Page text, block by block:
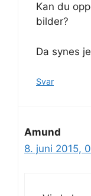
Kan du
bilder?
Da synes
Svar
Amund
8. juni 2015,